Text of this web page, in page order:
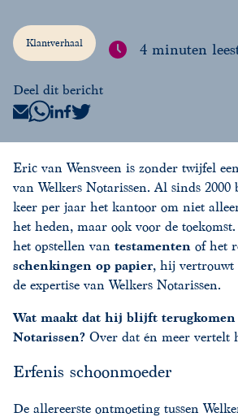
Klantverhaal 4 minuten
Deel dit bericht
Eric van Wensveen is zonder twijfel
van Welkers Notarissen. Al sinds 2000
keer per jaar het kantoor om niet
het heden, maar ook voor de
het opstellen van testamenten of het
schenkingen op papier, hij vertrouwt
de expertise van Welkers Notarissen.
Wat maakt dat hij blijft terugkomen
Notarissen? Over dat én meer
Erfenis schoonmoeder
De allereerste ontmoeting tussen